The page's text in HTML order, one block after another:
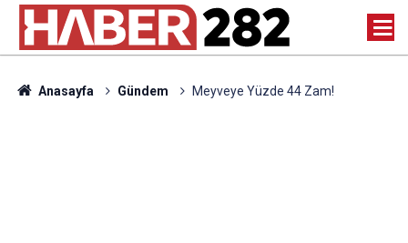
Anasayfa Gündem Meyveye Yüzde 44 Zam!